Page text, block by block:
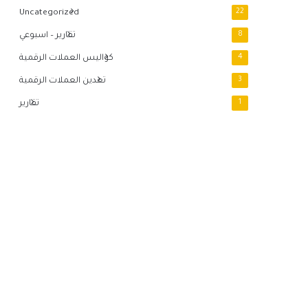
Uncategorized 22
تقارير – اسبوعي 8
كواليس العملات الرقمية 4
تعدين العملات الرقمية 3
تقارير 1